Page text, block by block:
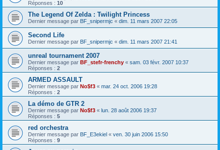
Réponses : 10
The Legend Of Zelda : Twilight Princess
Dernier message par BF_snipermjc « dim. 11 mars 2007 22:05
Second Life
Dernier message par BF_snipermjc « dim. 11 mars 2007 21:41
unreal tournament 2007
Dernier message par BF_stefr-frenchy « sam. 03 févr. 2007 10:37
Réponses : 2
ARMED ASSAULT
Dernier message par No$f3 « mar. 24 oct. 2006 19:28
Réponses : 2
La démo de GTR 2
Dernier message par No$f3 « lun. 28 août 2006 19:37
Réponses : 5
red orchestra
Dernier message par BF_E3ekiel « ven. 30 juin 2006 15:50
Réponses : 9